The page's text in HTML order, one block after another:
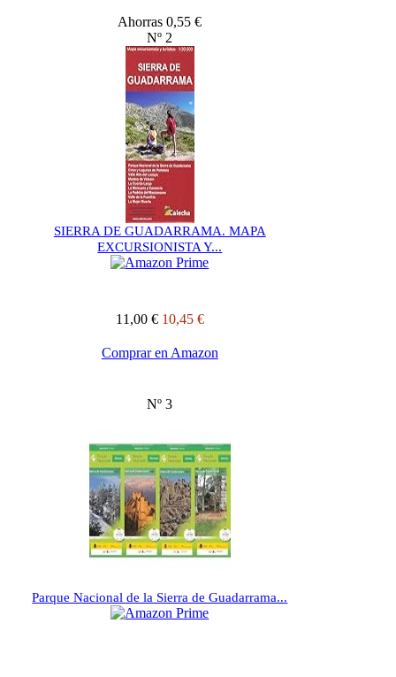
Ahorras 0,55 €
Nº 2
SIERRA DE GUADARRAMA. MAPA
EXCURSIONISTA Y...
11,00 € 10,45 €
Comprar en Amazon
Nº 3
Parque Nacional de la Sierra de Guadarrama...